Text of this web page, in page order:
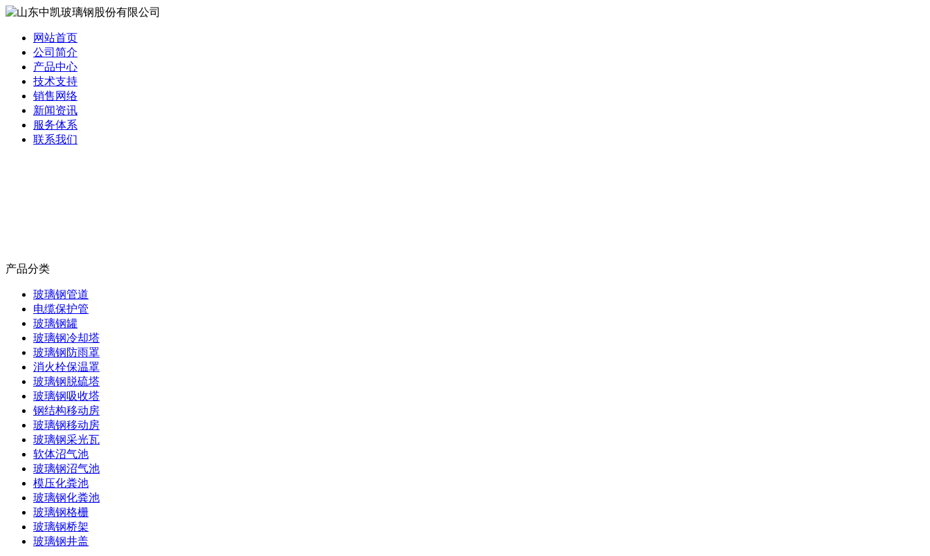
网站首页
公司简介
产品中心
技术支持
销售网络
新闻资讯
服务体系
联系我们
产品分类
玻璃钢管道
电缆保护管
玻璃钢罐
玻璃钢冷却塔
玻璃钢防雨罩
消火栓保温罩
玻璃钢脱硫塔
玻璃钢吸收塔
钢结构移动房
玻璃钢移动房
玻璃钢采光瓦
软体沼气池
玻璃钢沼气池
模压化粪池
玻璃钢化粪池
玻璃钢格栅
玻璃钢桥架
玻璃钢井盖